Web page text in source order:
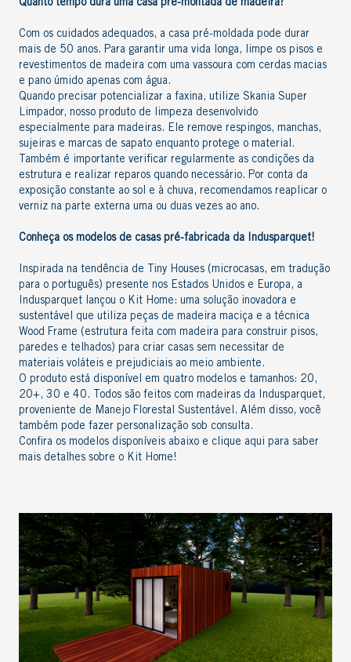
Quanto tempo dura uma casa pré-montada de madeira?
Com os cuidados adequados, a casa pré-moldada pode durar
mais de 50 anos. Para garantir uma vida longa, limpe os pisos e
revestimentos de madeira com uma vassoura com cerdas macias
e pano úmido apenas com água.
Quando precisar potencializar a faxina, utilize Skania Super
Limpador, nosso produto de limpeza desenvolvido
especialmente para madeiras. Ele remove respingos, manchas,
sujeiras e marcas de sapato enquanto protege o material.
Também é importante verificar regularmente as condições da
estrutura e realizar reparos quando necessário. Por conta da
exposição constante ao sol e à chuva, recomendamos reaplicar o
verniz na parte externa uma ou duas vezes ao ano.
Conheça os modelos de casas pré-fabricada da Indusparquet!
Inspirada na tendência de Tiny Houses (microcasas, em tradução
para o português) presente nos Estados Unidos e Europa, a
Indusparquet lançou o Kit Home: uma solução inovadora e
sustentável que utiliza peças de madeira maciça e a técnica
Wood Frame (estrutura feita com madeira para construir pisos,
paredes e telhados) para criar casas sem necessitar de
materiais voláteis e prejudiciais ao meio ambiente.
O produto está disponível em quatro modelos e tamanhos: 20,
20+, 30 e 40 . Todos são feitos com madeiras da Indusparquet,
proveniente de Manejo Florestal Sustentável. Além disso, você
também pode fazer personalização sob consulta.
Confira os modelos disponíveis abaixo e clique aqui para saber
mais detalhes sobre o Kit Home!